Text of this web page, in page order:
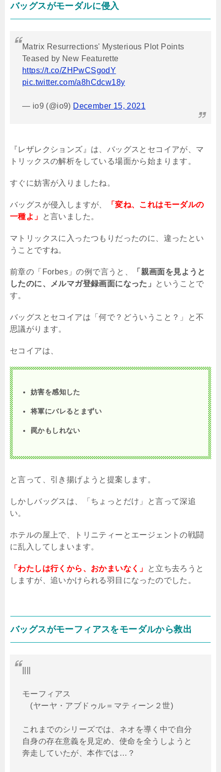
バッグスがモーダルに侵入
Matrix Resurrections' Mysterious Plot Points
Teased by New Featurette
https://t.co/ZHPwCSgodY
pic.twitter.com/a8hCdcw18y
— io9 (@io9) December 15, 2021
『レザレクションズ』は、バッグスとセコイアが、マ
トリックスの解析をしている場面から始まります。
すぐに妨害が入りましたね。
バッグスが侵入しますが、
「変ね、これはモーダルの
一種よ」
と言いました。
マトリックスに入ったつもりだったのに、違ったとい
うことですね。
前章の「 Forbes 」の例で言うと、
「親画面を見ようと
したのに、メルマガ登録画面になった」
ということで
す。
バッグスとセコイアは「何で？どういうこと？」と不
思議がります。
セコイアは、
妨害を感知した
将軍にバレるとまずい
罠かもしれない
と言って、引き揚げようと提案します。
しかしバッグスは、「ちょっとだけ」と言って深追
い。
ホテルの屋上で、トリニティーとエージェントの戦闘
に乱入してしまいます。
「わたしは行くから、おかまいなく」
と立ち去ろうと
しますが、追いかけられる羽目になったのでした。
バッグスがモーフィアスをモーダルから救出
モーフィアス
(ヤーヤ・アブドゥル＝マティーン２世)
これまでのシリーズでは、ネオを導く中で自分
自身の存在意義を見定め、使命を全うしようと
奔走していたが、本作では…？